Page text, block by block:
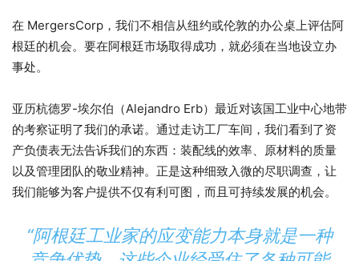
在 MergersCorp，我们不相信从纽约或伦敦的办公桌上评估阿
根廷的机会。要在阿根廷市场取得成功，就必须在当地设立办
事处。
亚历杭德罗-埃尔伯（Alejandro Erb）最近对该国工业中心地带
的考察证明了我们的承诺。通过走访工厂车间，我们看到了资
产负债表无法告诉我们的东西：装配线的效率、原材料的质量
以及管理团队的敬业精神。正是这种细致入微的尽职调查，让
我们能够为客户提供不仅有利可图，而且可持续发展的机会。
“阿根廷工业家的应变能力本身就是一种